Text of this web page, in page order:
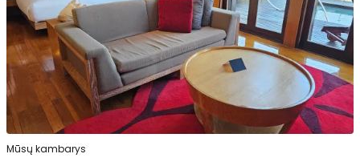
Mūsų kambarys